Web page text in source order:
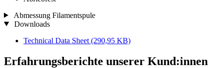
Abmessung Filamentspule
Downloads
Technical Data Sheet (290,95 KB)
Erfahrungsberichte unserer Kund:innen